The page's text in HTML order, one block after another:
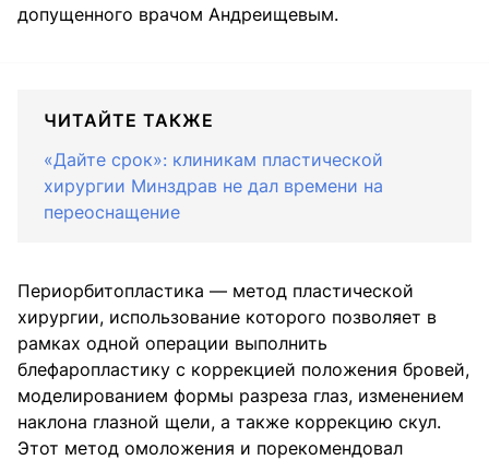
допущенного врачом Андреищевым.
ЧИТАЙТЕ ТАКЖЕ
«Дайте срок»: клиникам пластической
хирургии Минздрав не дал времени на
переоснащение
Периорбитопластика — метод пластической
хирургии, использование которого позволяет в
рамках одной операции выполнить
блефаропластику с коррекцией положения бровей,
моделированием формы разреза глаз, изменением
наклона глазной щели, а также коррекцию скул.
Этот метод омоложения и порекомендовал